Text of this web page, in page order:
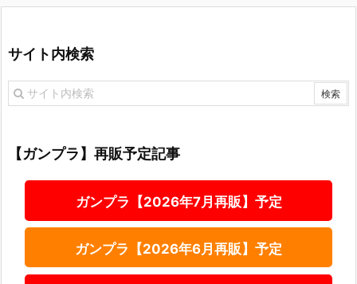
サイト内検索
【ガンプラ】再販予定記事
ガンプラ【2026年7月再販】予定
ガンプラ【2026年6月再販】予定